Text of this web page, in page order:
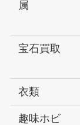
属
宝石買取
衣類
趣味ホビ